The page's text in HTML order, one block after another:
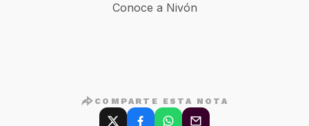
Conoce a Nivón
COMPARTE ESTA NOTA